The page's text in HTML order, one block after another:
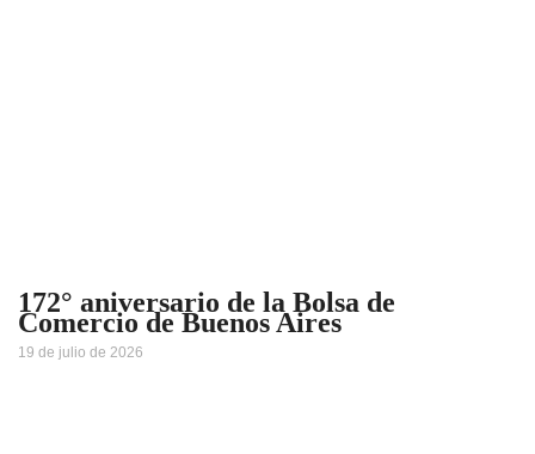
172° aniversario de la Bolsa de
Comercio de Buenos Aires
19 de julio de 2026